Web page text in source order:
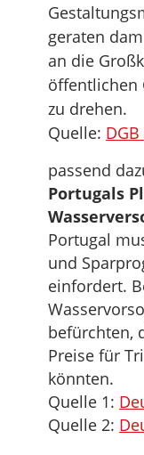
geraten
an die
öffentlichen
zu drehen.
Quelle:
passend
Portugals
Portugal
und
einfordert.
befürchten,
Preise für
könnten.
Quelle 1:
Quelle 2: